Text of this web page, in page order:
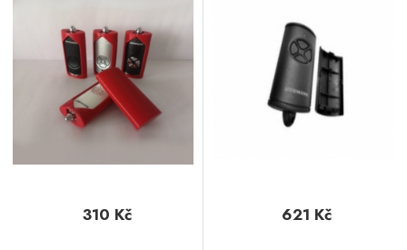
310 Kč 621 Kč